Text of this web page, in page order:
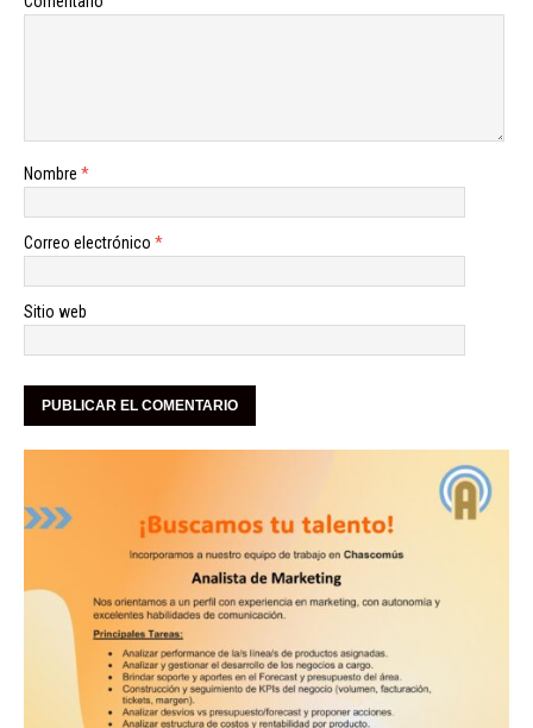
Nombre *
Correo electrónico *
Sitio web